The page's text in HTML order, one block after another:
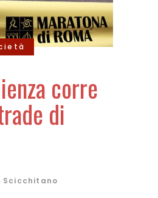
corre
di
Scicchitano